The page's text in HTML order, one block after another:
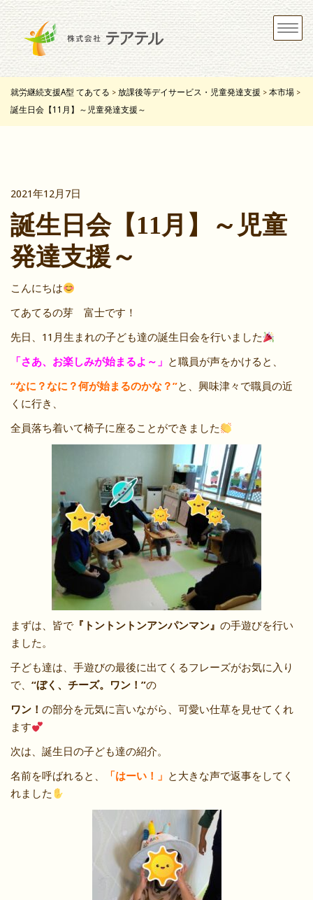
Toggle
就労継続支援A型 てあてる > 放課後等デイサービス・児童発達支援 > 本市場 >
誕生日会【11月】～児童発達支援～
2021年12月7日
誕生日会【11月】～児童
発達支援～
こんにちは
てあてるの芽 富士です！
先日、11月生まれの子ども達の誕生日会を行いました
「さあ、お楽しみが始まるよ～」 と職員が声をかけると、
“なに？なに？何が始まるのかな？”と、興味津々で職員の近
くに行き、
全員落ち着いて椅子に座ることができました
まずは、皆で 『トントントンアンパンマン』 の手遊びを行い
ました。
子ども達は、手遊びの最後に出てくるフレーズがお気に入り
で、 “ぼく、チーズ。ワン！”の
ワン！ の部分を元気に言いながら、可愛い仕草を見せてくれ
ます
次は、誕生日の子ども達の紹介。
名前を呼ばれると、
「はーい！」 と大きな声で返事をしてく
れました